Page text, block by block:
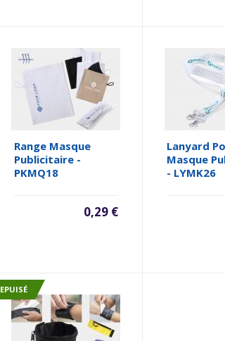
Range Masque
Publicitaire -
PKMQ18
0,29 €
Lanyard
Masque
- LYMK26
EPUISÉ